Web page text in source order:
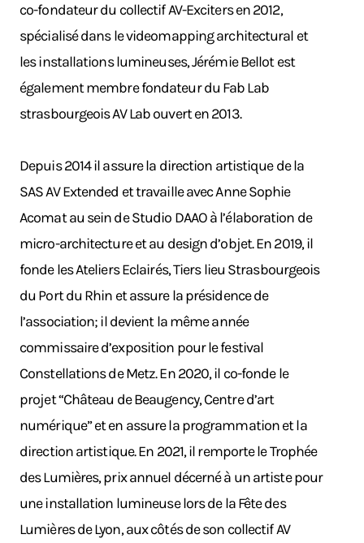
co-fondateur du collectif AV-Exciters en 2012,
spécialisé dans le videomapping architectural et
les installations lumineuses, Jérémie Bellot est
également membre fondateur du Fab Lab
strasbourgeois AV Lab ouvert en 2013.
Depuis 2014 il assure la direction artistique de la
SAS AV Extended et travaille avec Anne Sophie
Acomat au sein de Studio DAAO à l’élaboration de
micro-architecture et au design d’objet. En 2019, il
fonde les Ateliers Eclairés, Tiers lieu Strasbourgeois
du Port du Rhin et assure la présidence de
l’association; il devient la même année
commissaire d’exposition pour le festival
Constellations de Metz. En 2020, il co-fonde le
projet “Château de Beaugency, Centre d’art
numérique” et en assure la programmation et la
direction artistique. En 2021, il remporte le Trophée
des Lumières, prix annuel décerné à un artiste pour
une installation lumineuse lors de la Fête des
Lumières de Lyon, aux côtés de son collectif AV